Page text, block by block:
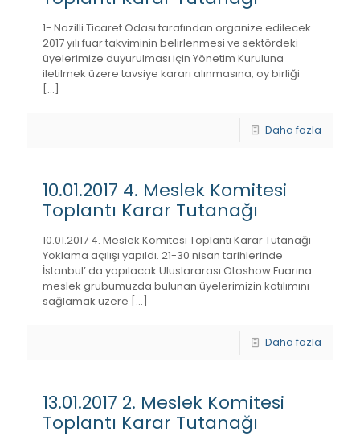
1- Nazilli Ticaret Odası tarafından organize edilecek
2017 yılı fuar takviminin belirlenmesi ve sektördeki
üyelerimize duyurulması için Yönetim Kuruluna
iletilmek üzere tavsiye kararı alınmasına, oy birliği
[…]
Daha fazla
10.01.2017 4. Meslek Komitesi
Toplantı Karar Tutanağı
10.01.2017 4. Meslek Komitesi Toplantı Karar Tutanağı
Yoklama açılışı yapıldı. 21-30 nisan tarihlerinde
İstanbul’ da yapılacak Uluslararası Otoshow Fuarına
meslek grubumuzda bulunan üyelerimizin katılımını
sağlamak üzere […]
Daha fazla
13.01.2017 2. Meslek Komitesi
Toplantı Karar Tutanağı